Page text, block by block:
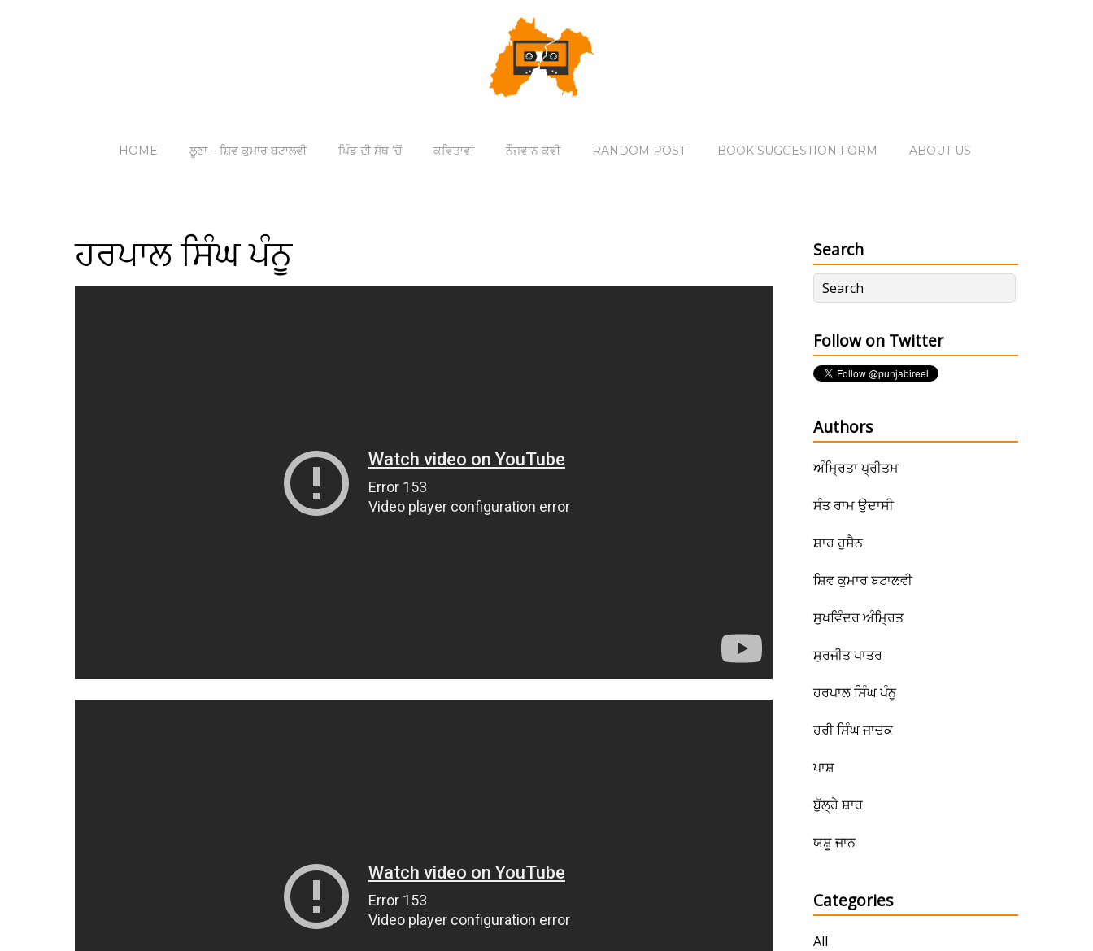
HOME ਲੂਣਾ – ਸ਼ਿਵ ਕੁਮਾਰ ਬਟਾਲਵੀ ਪਿੰਡ ਦੀ ਸੱਥ ‘ਚੋਂ ਕਵਿਤਾਵਾਂ ਨੌਜਵਾਨ ਕਵੀ RANDOM POST BOOK SUGGESTION FORM ABOUT US
ਹਰਪਾਲ ਸਿੰਘ ਪੰਨੂ Search
Follow on Twitter
Authors
ਅੰਮ੍ਰਿਤਾ ਪ੍ਰੀਤਮ
ਸੰਤ ਰਾਮ ਉਦਾਸੀ
ਸ਼ਾਹ ਹੁਸੈਨ
ਸ਼ਿਵ ਕੁਮਾਰ ਬਟਾਲਵੀ
ਸੁਖਵਿੰਦਰ ਅੰਮ੍ਰਿਤ
ਸੁਰਜੀਤ ਪਾਤਰ
ਹਰਪਾਲ ਸਿੰਘ ਪੰਨੂ
ਹਰੀ ਸਿੰਘ ਜਾਚਕ
ਪਾਸ਼
ਬੁੱਲ੍ਹੇ ਸ਼ਾਹ
ਯਸ਼ੂ ਜਾਨ
Categories
All